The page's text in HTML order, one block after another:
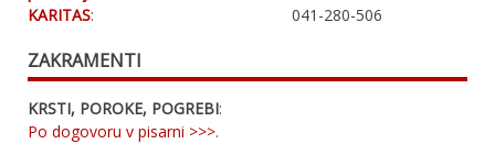
KARITAS: 041-280-506
ZAKRAMENTI
KRSTI, POROKE, POGREBI:
Po dogovoru v pisarni >>>.